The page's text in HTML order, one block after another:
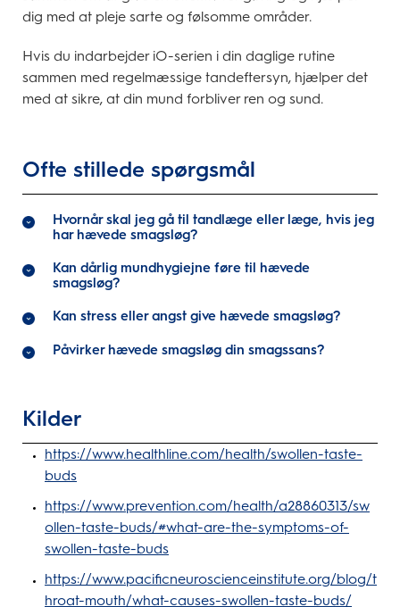
dig med at pleje sarte og følsomme områder.
Hvis du indarbejder iO-serien i din daglige rutine
sammen med regelmæssige tandeftersyn, hjælper det
med at sikre, at din mund forbliver ren og sund.
Ofte stillede spørgsmål
Hvornår skal jeg gå til tandlæge eller læge, hvis jeg
har hævede smagsløg?
Kan dårlig mundhygiejne føre til hævede
smagsløg?
Kan stress eller angst give hævede smagsløg?
Påvirker hævede smagsløg din smagssans?
Kilder
https://www.healthline.com/health/swollen-taste-
buds
https://www.prevention.com/health/a28860313/sw
ollen-taste-buds/#what-are-the-symptoms-of-
swollen-taste-buds
https://www.pacificneuroscienceinstitute.org/blog/t
hroat-mouth/what-causes-swollen-taste-buds/